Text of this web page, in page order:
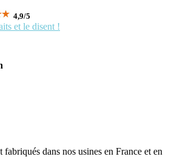
4,9/5
et le disent !
dans nos usines en France et en